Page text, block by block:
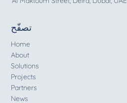
تصفّح
Home
About
Solutions
Projects
Partners
News